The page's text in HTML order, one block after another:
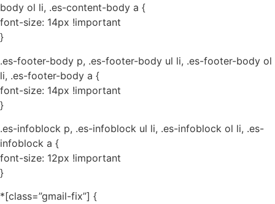
body ol li, .es-content-body a {
font-size: 14px !important
}
.es-footer-body p, .es-footer-body ul li, .es-footer-body ol
li, .es-footer-body a {
font-size: 14px !important
}
.es-infoblock p, .es-infoblock ul li, .es-infoblock ol li, .es-
infoblock a {
font-size: 12px !important
}
*[class=”gmail-fix”] {